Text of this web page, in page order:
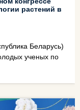
растений в
Беларусь)
ученых по